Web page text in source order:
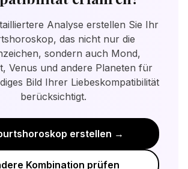
kontinuierlich in die Beziehung zu
einander wertzuschätzen.
geben eine gute
aber das Geburtshoroskop
Analyse der
Analyse erstellen Sie Ihr
das nicht nur die
sondern auch Mond,
Venus und andere Planeten für
Bild Ihrer Liebeskompatibilität
berücksichtigt.
erstellen →
Kombination prüfen